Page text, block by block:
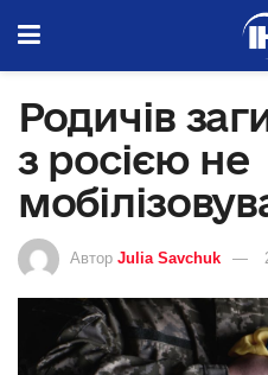
Родичів
з росією не
Автор Julia Savchuk